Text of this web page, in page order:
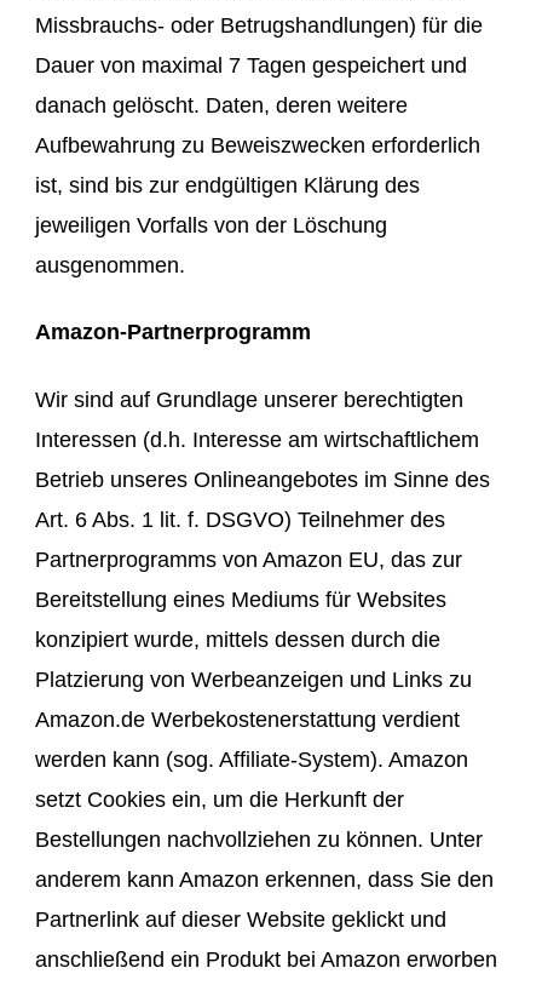
Missbrauchs- oder Betrugshandlungen) für die
Dauer von maximal 7 Tagen gespeichert und
danach gelöscht. Daten, deren weitere
Aufbewahrung zu Beweiszwecken erforderlich
ist, sind bis zur endgültigen Klärung des
jeweiligen Vorfalls von der Löschung
ausgenommen.
Amazon-Partnerprogramm
Wir sind auf Grundlage unserer berechtigten
Interessen (d.h. Interesse am wirtschaftlichem
Betrieb unseres Onlineangebotes im Sinne des
Art. 6 Abs. 1 lit. f. DSGVO) Teilnehmer des
Partnerprogramms von Amazon EU, das zur
Bereitstellung eines Mediums für Websites
konzipiert wurde, mittels dessen durch die
Platzierung von Werbeanzeigen und Links zu
Amazon.de Werbekostenerstattung verdient
werden kann (sog. Affiliate-System). Amazon
setzt Cookies ein, um die Herkunft der
Bestellungen nachvollziehen zu können. Unter
anderem kann Amazon erkennen, dass Sie den
Partnerlink auf dieser Website geklickt und
anschließend ein Produkt bei Amazon erworben